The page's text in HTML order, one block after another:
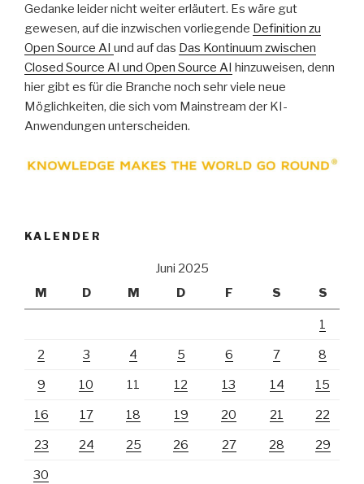
Gedanke leider nicht weiter erläutert. Es wäre gut
gewesen, auf die inzwischen vorliegende Definition zu
Open Source AI und auf das Das Kontinuum zwischen
Closed Source AI und Open Source AI hinzuweisen, denn
hier gibt es für die Branche noch sehr viele neue
Möglichkeiten, die sich vom Mainstream der KI-
Anwendungen unterscheiden.
KALENDER
Juni 2025
M
D M D F S S
1
2 3 4 5 6 7 8
9 10 11 12 13 14 15
16 17 18 19 20 21 22
23 24 25 26 27 28 29
30